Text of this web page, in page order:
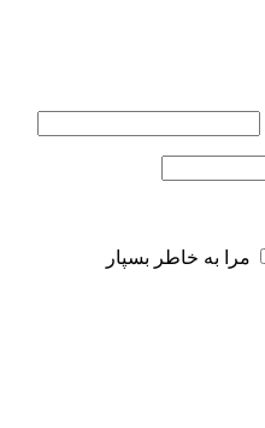
مرا به خاطر بسپار